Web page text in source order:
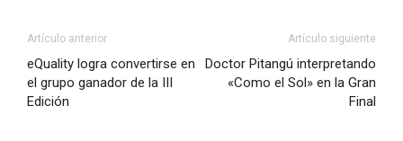
Artículo anterior
eQuality logra convertirse en
el grupo ganador de la III
Edición
Artículo siguiente
Doctor Pitangú interpretando
«Como el Sol» en la Gran
Final